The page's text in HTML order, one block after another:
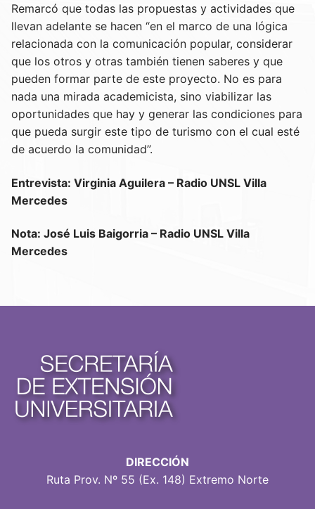
Remarcó que todas las propuestas y actividades que
llevan adelante se hacen “en el marco de una lógica
relacionada con la comunicación popular, considerar
que los otros y otras también tienen saberes y que
pueden formar parte de este proyecto. No es para
nada una mirada academicista, sino viabilizar las
oportunidades que hay y generar las condiciones para
que pueda surgir este tipo de turismo con el cual esté
de acuerdo la comunidad”.
Entrevista: Virginia Aguilera – Radio UNSL Villa
Mercedes
Nota: José Luis Baigorria – Radio UNSL Villa
Mercedes
DIRECCIÓN
Ruta Prov. Nº 55 (Ex. 148) Extremo Norte